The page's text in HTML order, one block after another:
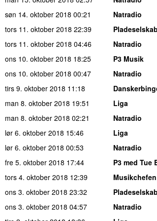
søn 14. oktober 2018 00:21
Natradio
tors 11. oktober 2018 22:39
tors 11. oktober 2018 04:46
Natradio
ons 10. oktober 2018 18:25
P3 Musik
ons 10. oktober 2018 00:47
Natradio
tirs 9. oktober 2018 11:18
man 8. oktober 2018 19:51
Liga
man 8. oktober 2018 02:21
Natradio
lør 6. oktober 2018 15:46
Liga
lør 6. oktober 2018 00:53
Natradio
fre 5. oktober 2018 17:44
P3 med Tue
tors 4. oktober 2018 12:39
Musikchefen
ons 3. oktober 2018 23:32
ons 3. oktober 2018 04:57
Natradio